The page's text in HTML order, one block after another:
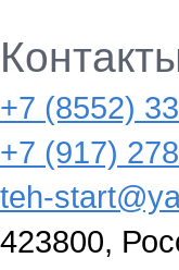
+7 (8552)
+7 (917)
teh-
423800,